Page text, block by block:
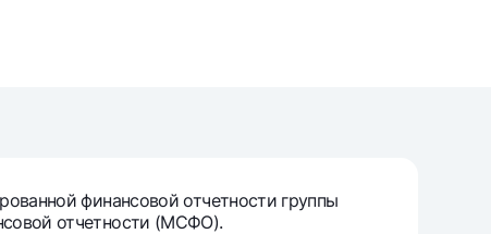
финансовой отчетности группы
отчетности (МСФО).